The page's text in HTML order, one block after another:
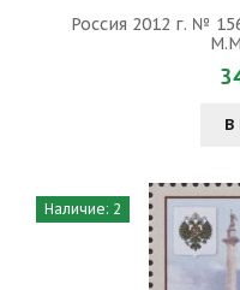
Россия 2012 г. №
В
Наличие: 2